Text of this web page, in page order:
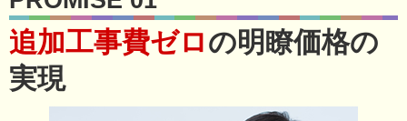
追加工事費ゼロの明瞭価格の
実現